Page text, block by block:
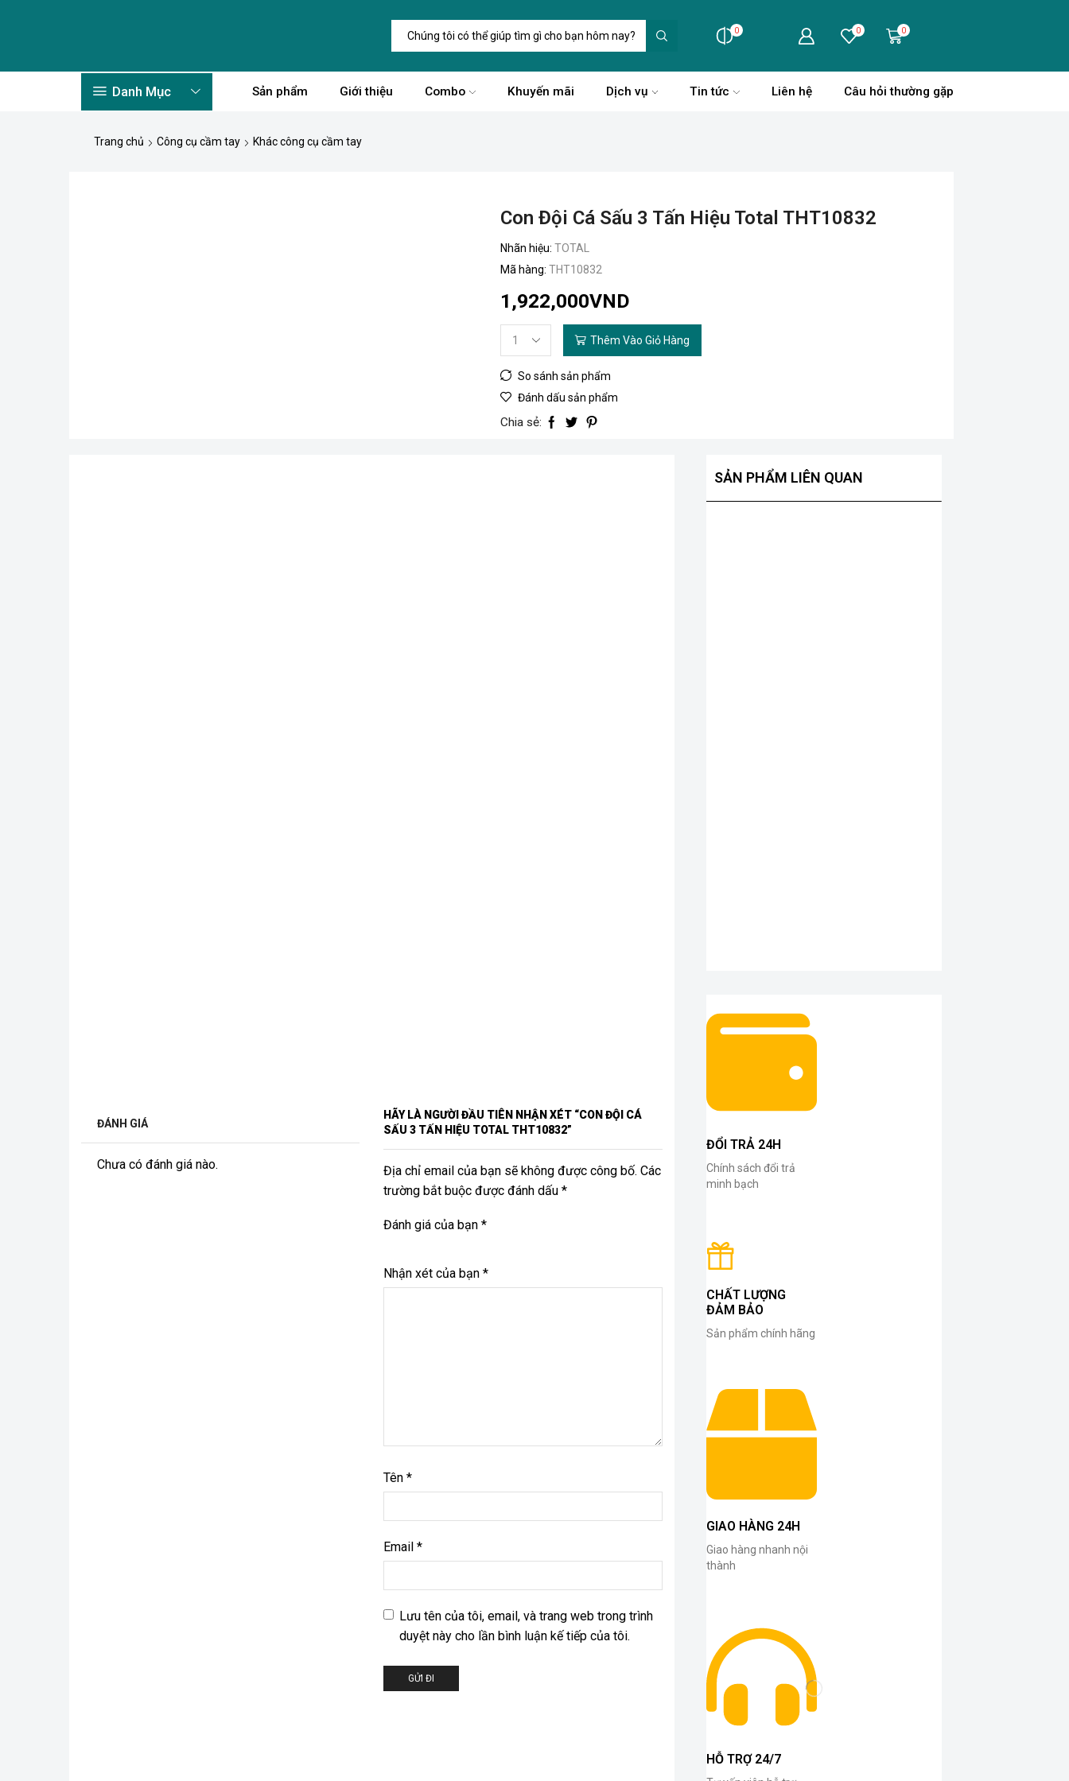
Trường
kiếm
0 0 0
Danh Mục Sản phẩm Giới thiệu Combo Khuyến mãi Dịch vụ Tin tức Liên hệ Câu hỏi thường gặp
Trang chủ Công cụ cầm tay Khác công cụ cầm tay
Con Đội Cá Sấu 3 Tấn Hiệu Total THT10832
Nhãn hiệu: TOTAL
Mã hàng: THT10832
1,922,000VND
Con
cá
sấu
tấn
Thêm Vào Giỏ Hàng
So sánh sản phẩm
Đánh dấu sản phẩm
Chia sẻ:
ĐÁNH GIÁ
Chưa có đánh giá nào.
HÃY LÀ NGƯỜI ĐẦU TIÊN NHẬN XÉT “CON ĐỘI CÁ
SẤU 3 TẤN HIỆU TOTAL THT10832”
Địa chỉ email của bạn sẽ không được công bố. Các
trường bắt buộc được đánh dấu *
Đánh giá của bạn*
Nhận xét của bạn*
Tên*
Email*
Lưu tên của tôi, email, và trang web trong trình
duyệt này cho lần bình luận kế tiếp của tôi.
SẢN PHẨM LIÊN QUAN
ĐỔI TRẢ 24H
Chính sách đổi trả
minh bạch
CHẤT LƯỢNG
ĐẢM BẢO
Sản phẩm chính hãng
GIAO HÀNG 24H
Giao hàng nhanh nội
thành
HỖ TRỢ 24/7